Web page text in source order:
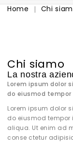
A
A
A
U
I
C
O
L
Home Chi
Chi siamo
La nostra
Lorem ipsum dolor
do eiusmod tempor
Lorem ipsum dolor
do eiusmod
aliqua. Ut enim ad
conse ctetur